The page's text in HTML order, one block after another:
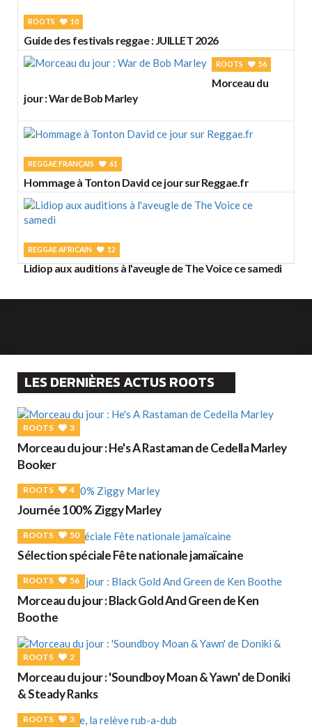
ROOTS 10
Guide des festivals reggae : JUILLET 2026
ROOTS 56
Morceau du
jour : War de Bob Marley
REGGAE FRANÇAIS 61
Hommage à Tonton David ce jour sur Reggae.fr
REGGAE AFRICAIN 12
Lidiop aux auditions à l'aveugle de The Voice ce samedi
LES DERNIÈRES ACTUS ROOTS
ROOTS 3
Morceau du jour : He's A Rastaman de Cedella Marley
Booker
ROOTS 4
Journée 100% Ziggy Marley
ROOTS 50
Sélection spéciale Fête nationale jamaïcaine
ROOTS 56
Morceau du jour : Black Gold And Green de Ken
Boothe
ROOTS 2
Morceau du jour : 'Soundboy Moan & Yawn' de Doniki
& Steady Ranks
ROOTS 3